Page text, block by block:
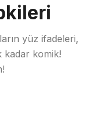
yüz ifadeleri,
kadar komik!